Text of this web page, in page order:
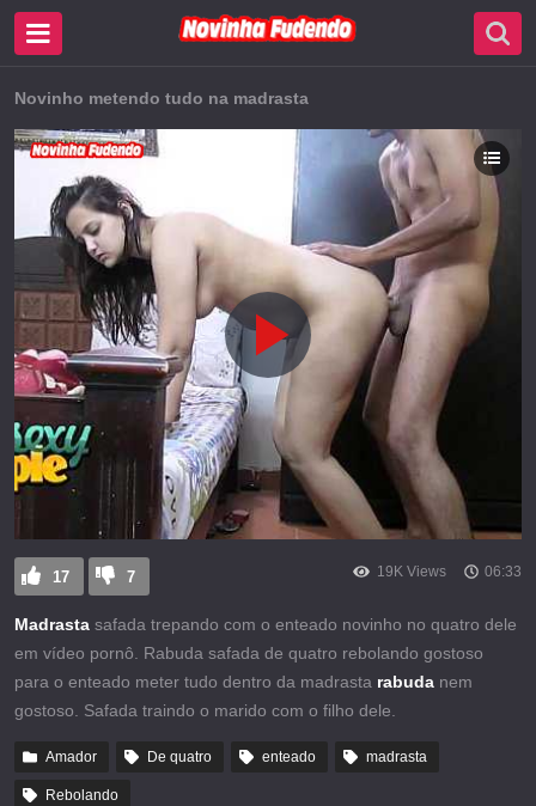
Novinho metendo tudo na madrasta
17 7 19K Views 06:33
Madrasta safada trepando com o enteado novinho no quatro dele
em vídeo pornô. Rabuda safada de quatro rebolando gostoso
para o enteado meter tudo dentro da madrasta rabuda nem
gostoso. Safada traindo o marido com o filho dele.
Amador De quatro enteado madrasta
Rebolando